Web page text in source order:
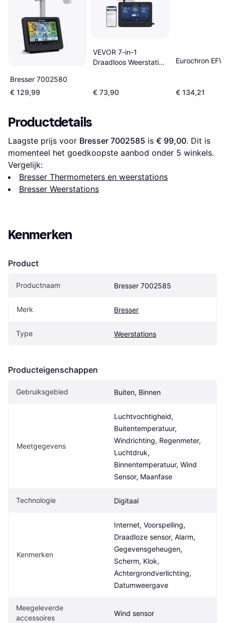
Bresser 7002580
€ 129,99
VEVOR 7-in-1
Draadloos Weerstation
€ 73,90
Eurochron
€ 134,21
Productdetails
Laagste prijs voor Bresser 7002585 is € 99,00. Dit is
momenteel het goedkoopste aanbod onder 5 winkels.
Vergelijk:
Bresser Thermometers en weerstations
Bresser Weerstations
Kenmerken
Product
Productnaam Bresser 7002585
Merk Bresser
Type Weerstations
Producteigenschappen
Gebruiksgebied Buiten, Binnen
Meetgegevens
Luchtvochtigheid,
Buitentemperatuur,
Windrichting, Regenmeter,
Luchtdruk,
Binnentemperatuur, Wind
Sensor, Maanfase
Technologie Digitaal
Kenmerken
Internet, Voorspelling,
Draadloze sensor, Alarm,
Gegevensgeheugen,
Scherm, Klok,
Achtergrondverlichting,
Datumweergave
Meegeleverde
accessoires
Wind sensor